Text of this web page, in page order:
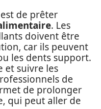
de prêter
. Les
doivent être
car ils peuvent
les dents support.
et suivre les
de
de prolonger
qui peut aller de